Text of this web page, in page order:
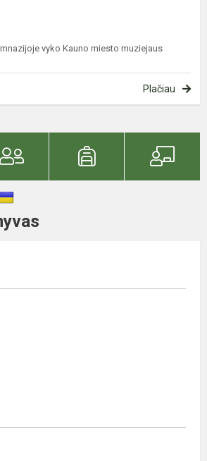
vyko Kauno miesto muziejaus
Plačiau